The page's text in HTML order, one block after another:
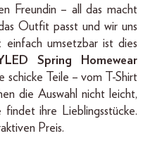
Freundin – all das macht
Outfit passt und wir uns
einfach umsetzbar ist dies
Spring Homewear
schicke Teile – vom T-Shirt
die Auswahl nicht leicht,
ihre Lieblingsstücke.
Preis.